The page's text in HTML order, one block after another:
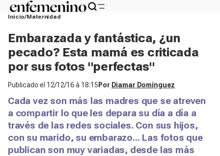
Inicio Maternidad
Embarazada y fantástica, ¿un
pecado? Esta mamá es criticada
por sus fotos "perfectas"
Publicado el 12/12/16 à 18:15 Por Diamar Dominguez
Cada vez son más las madres que se atreven
a compartir lo que les depara su día a día a
través de las redes sociales. Con sus hijos,
con su marido, su embarazo... Las fotos que
publican son muy variadas, desde las más